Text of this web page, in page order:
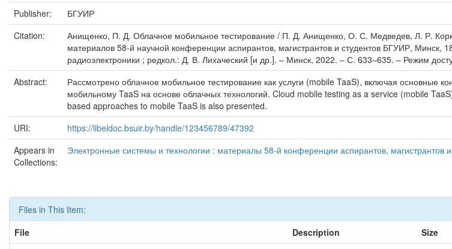
Publisher:
БГУИР
Citation:
Анищенко, П. Д. Облачное мобильное тестирование / П. Д. Анищенко, О. С. Медведев, Л. Р.
материалов 58-й научной конференции аспирантов, магистрантов и студентов БГУИР, Минск,
радиоэлектроники ; редкол.: Д. В. Лихаческий [и др.]. – Минск, 2022. – С. 633–635. – Режим
Abstract:
Рассмотрено облачное мобильное тестирование как услуги (mobile TaaS), включая основные
мобильному TaaS на основе облачных технологий. Cloud mobile testing as a service (mobile
based approaches to mobile TaaS is also presented.
URI:
https://libeldoc.bsuir.by/handle/123456789/47392
Appears in
Collections:
Электронные системы и технологии : материалы 58-й конференции аспирантов, магистрантов
Files in This Item:
File
Description Size